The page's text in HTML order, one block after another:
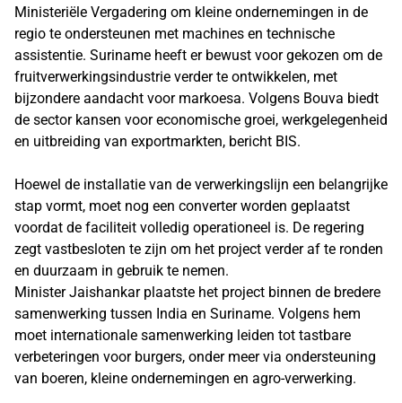
Ministeriële Vergadering om kleine ondernemingen in de
regio te ondersteunen met machines en technische
assistentie. Suriname heeft er bewust voor gekozen om de
fruitverwerkingsindustrie verder te ontwikkelen, met
bijzondere aandacht voor markoesa. Volgens Bouva biedt
de sector kansen voor economische groei, werkgelegenheid
en uitbreiding van exportmarkten, bericht BIS.
Hoewel de installatie van de verwerkingslijn een belangrijke
stap vormt, moet nog een converter worden geplaatst
voordat de faciliteit volledig operationeel is. De regering
zegt vastbesloten te zijn om het project verder af te ronden
en duurzaam in gebruik te nemen.
Minister Jaishankar plaatste het project binnen de bredere
samenwerking tussen India en Suriname. Volgens hem
moet internationale samenwerking leiden tot tastbare
verbeteringen voor burgers, onder meer via ondersteuning
van boeren, kleine ondernemingen en agro-verwerking.